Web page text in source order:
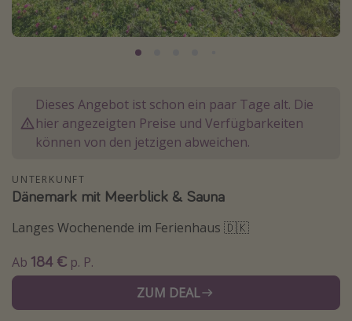
Gozo Urlaub
St. Lucia Urlaub
Kefalonia Urlaub
Krabi Urlaub
Tulum Urlaub
Sri Lanka Rundreise
Japan Rundreise
Reisethemen
Dieses Angebot ist schon ein paar Tage alt. Die
hier angezeigten Preise und Verfügbarkeiten
können von den jetzigen abweichen.
UNTERKUNFT
Dänemark mit Meerblick & Sauna
Langes Wochenende im Ferienhaus 🇩🇰
Ab 184 € p. P.
ZUM DEAL